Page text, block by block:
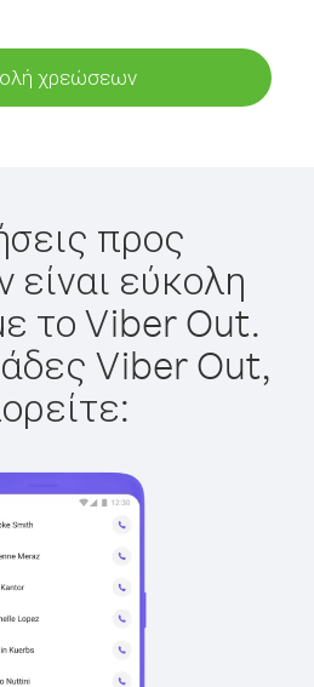
χρεώσεων
προς
είναι εύκολη
το Viber Out.
Viber Out,